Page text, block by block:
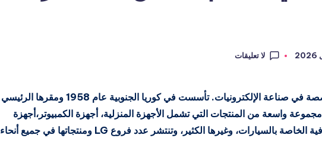
لا تعليقات
ال جي هي أحد أكبر الشركات المتخصصة في صناعة الإلكترونيات. تأسست في كوريا الجنوبية عام 1958 ومقرها الرئيسي
في سول – كوريا الجنوبية، تقدم LG مجموعة واسعة من المنتجات التي تشمل الأجهزة المنزلية، أجهزة الكمبيوتر،أجهزة
العرض، الشاشات الطبية، أجهزة الترفية الخاصة بالسيارات، وغيرها الكثير، وتنتشر عدد فروع LG ومنتجاتها في جميع أنحاء